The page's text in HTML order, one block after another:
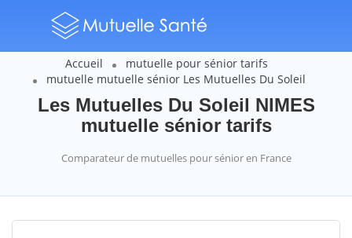
Accueil
mutuelle pour sénior tarifs
mutuelle mutuelle sénior Les Mutuelles Du Soleil
Les Mutuelles Du Soleil NIMES
mutuelle sénior tarifs
Comparateur de mutuelles pour sénior en France